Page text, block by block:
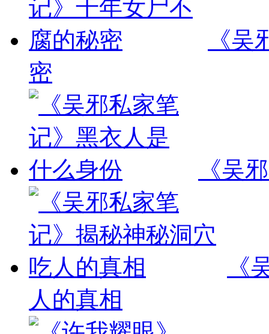
《
密
《吴
《
人的真相